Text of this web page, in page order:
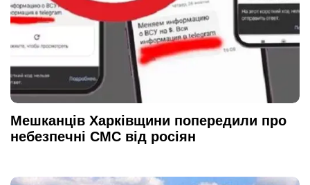
Мешканців Харківщини попередили про
небезпечні СМС від росіян